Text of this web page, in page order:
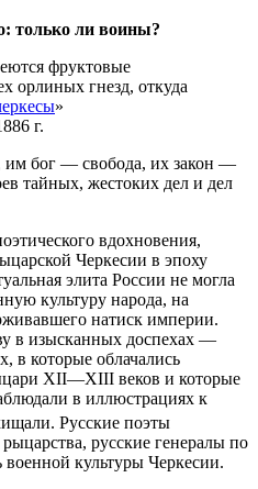
только ли воины?
фруктовые
орлиных гнезд, откуда
»
г.
им бог — свобода, их закон —
тайных, жестоких дел и дел
вдохновения,
Черкесии в эпоху
элита России не могла
культуру народа, на
натиск империи.
в изысканных доспехах —
в которые облачались
XII—XIII веков и которые
в иллюстрациях к
Русские поэты
русские генералы по
культуры Черкесии.